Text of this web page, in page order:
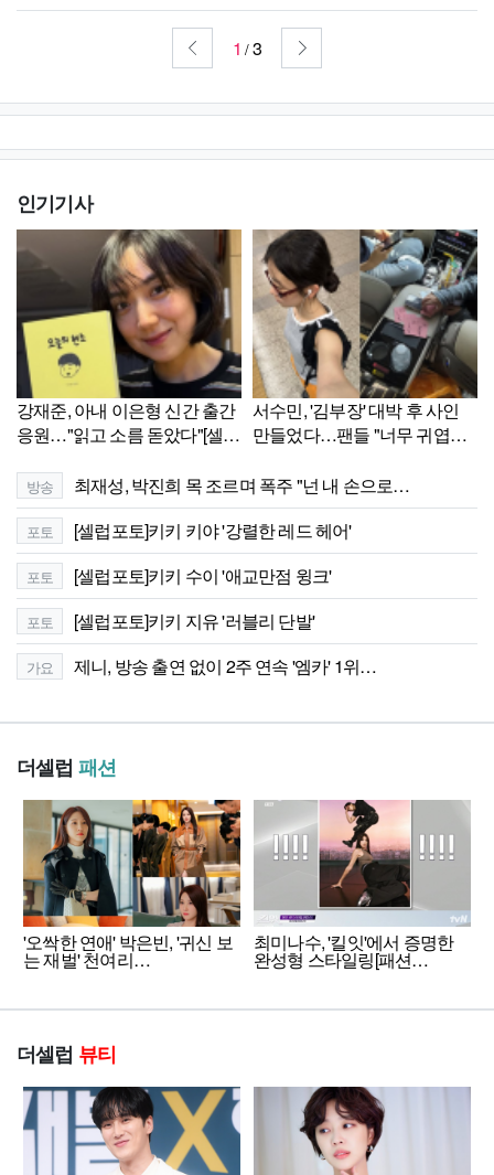
1 /3
인기기사
강재준, 아내 이은형 신간 출간
응원…"읽고 소름 돋았다"[셀럽
서수민, '김부장' 대박 후 사인
만들었다…팬들 "너무 귀엽다"
방송 최재성, 박진희 목 조르며 폭주 "넌 내 손으로…
포토 [셀럽포토]키키 키야 '강렬한 레드 헤어'
포토 [셀럽포토]키키 수이 '애교만점 윙크'
포토 [셀럽포토]키키 지유 '러블리 단발'
가요 제니, 방송 출연 없이 2주 연속 '엠카' 1위…
더셀럽 패션
'오싹한 연애' 박은빈, '귀신 보
는 재벌' 천여리…
최미나수, '킬잇'에서 증명한
완성형 스타일링[패션…
더셀럽 뷰티